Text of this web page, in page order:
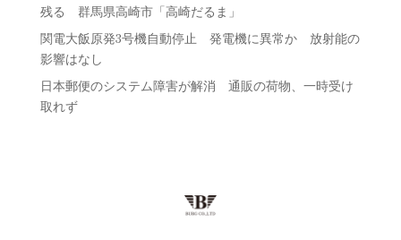
残る 群馬県高崎市「高崎だるま」
関電大飯原発3号機自動停止 発電機に異常か 放射能の
影響はなし
日本郵便のシステム障害が解消 通販の荷物、一時受け
取れず